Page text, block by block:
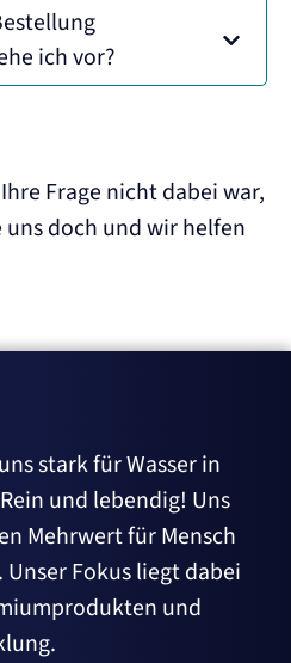
ich vor?
Frage nicht dabei war,
uns doch und wir helfen
stark für Wasser in
und lebendig! Uns
Mehrwert für Mensch
Fokus liegt dabei
und